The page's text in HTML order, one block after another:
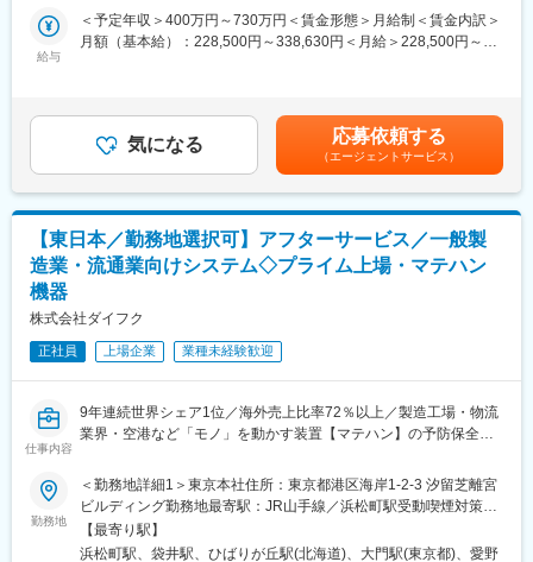
・航空機向け電気／エアコン／圧搾空気設備の保守メンテナンス
・セキュリティ機器の保守メンテナンス
※空港は365日24時間稼働のため、シフト制（昼勤、夜勤など）で
■組織構成：
1チーム複数体制で点検・保守を行い、リーダーのもと若手メンバ
ーが多数活躍中です。
■入社後の流れ：
まずは先輩社員に同行し、安全ルールや設備の名称・役割を学ぶ
徐々に簡単な点検作業を担当し、電気工事士など業務上必要な関
ップがあります。
業務、管理系業務へのキャリアチェンジの可能性もあります。
◎空港インフラを支える社会貢献性の高い仕事。CO2削減・環境
配慮の取り組みを通じ、将来性ある分野でスキルを磨けます。
◎電気・機械・冷凍機・危険物など、他業界でも応用可能な資
格・経験を実務を通じて習得できる環境です。
阪府泉南市泉州空港南 勤務地最寄駅：南海電鉄空港線／関西空港
駅受動喫煙対策：屋内喫煙可能場所あり変更の範囲：会社の定め
ナル駅(東京モノレール・ＡＮＡ利用)
給与
＜予定年収＞400万円～730万円＜賃金形態＞月給制＜賃金内訳＞
月額（基本給）：228,500円～338,630円＜月給＞228,500円～
の金額であり、選考を通じて上下する可能性があります。月給(月
額)は固定手当を含めた表記です。
気になる 応募依頼する
（エージェントサービス）
【東日本／勤務地選択可】アフターサービス／一般製
造業・流通業向けシステム◇プライム上場・マテハン
機器
株式会社ダイフク
正社員 上場企業 業種未経験歓迎
仕事内容
9年連続世界シェア1位／海外売上比率72％以上／製造工場・物流
業界・空港など「モノ」を動かす装置【マテハン】の予防保全／
■業務内容
一般製造業、物流業界向けの物流・搬送システムのサービスエン
ジニアをご担当いただきます。
勤務地
＜勤務地詳細1＞東京本社住所：東京都港区海岸1-2-3 汐留芝離宮
ビルディング勤務地最寄駅：JR山手線／浜松町駅受動喫煙対策：
屋内全面禁煙＜勤務地詳細2＞袋井カスタマーステーション住所：
静岡県袋井市堀越1075-19 勤務地最寄駅：JR東海道本線線／袋井
【最寄り駅】
浜松町駅、袋井駅、ひばりが丘駅(北海道)、大門駅(東京都)、愛野